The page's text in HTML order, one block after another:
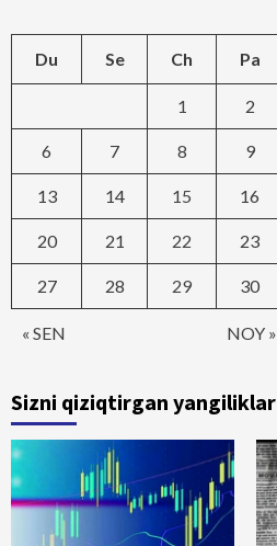
Du Se Ch Pa
« SEN NOY »
1 2
6 7 8 9
13 14 15 16
20 21 22 23
27 28 29 30
Sizni qiziqtirgan yangiliklar